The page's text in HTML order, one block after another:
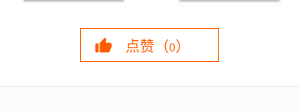
点赞（0）